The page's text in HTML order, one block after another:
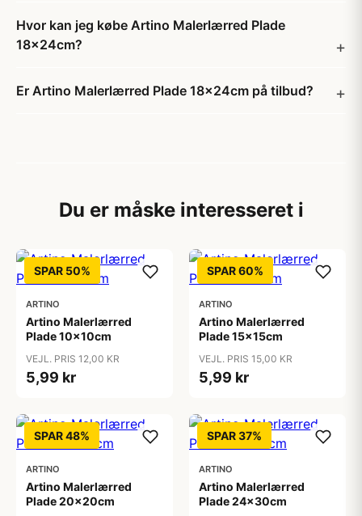
Hvor kan jeg købe Artino Malerlærred Plade
18x24cm?
Er Artino Malerlærred Plade 18x24cm på tilbud?
Du er måske interesseret i
SPAR 50%
ARTINO
Artino Malerlærred
Plade 10x10cm
VEJL. PRIS 12,00 KR
5,99 kr
SPAR 60%
ARTINO
Artino Malerlærred
Plade 15x15cm
VEJL. PRIS 15,00 KR
5,99 kr
SPAR 48%
ARTINO
Artino Malerlærred
Plade 20x20cm
SPAR 37%
ARTINO
Artino Malerlærred
Plade 24x30cm